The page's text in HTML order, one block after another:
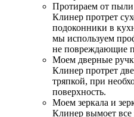
Протираем от
Клинер протрет
подоконники в
мы используем
не повреждающие
Моем дверные
Клинер протрет
тряпкой, при
поверхность.
Моем зеркала и
Клинер вымоет все